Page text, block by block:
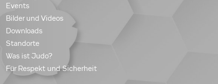
Events
Bilder und Videos
Downloads
Standorte
Was ist Judo?
Für Respekt und Sicherheit